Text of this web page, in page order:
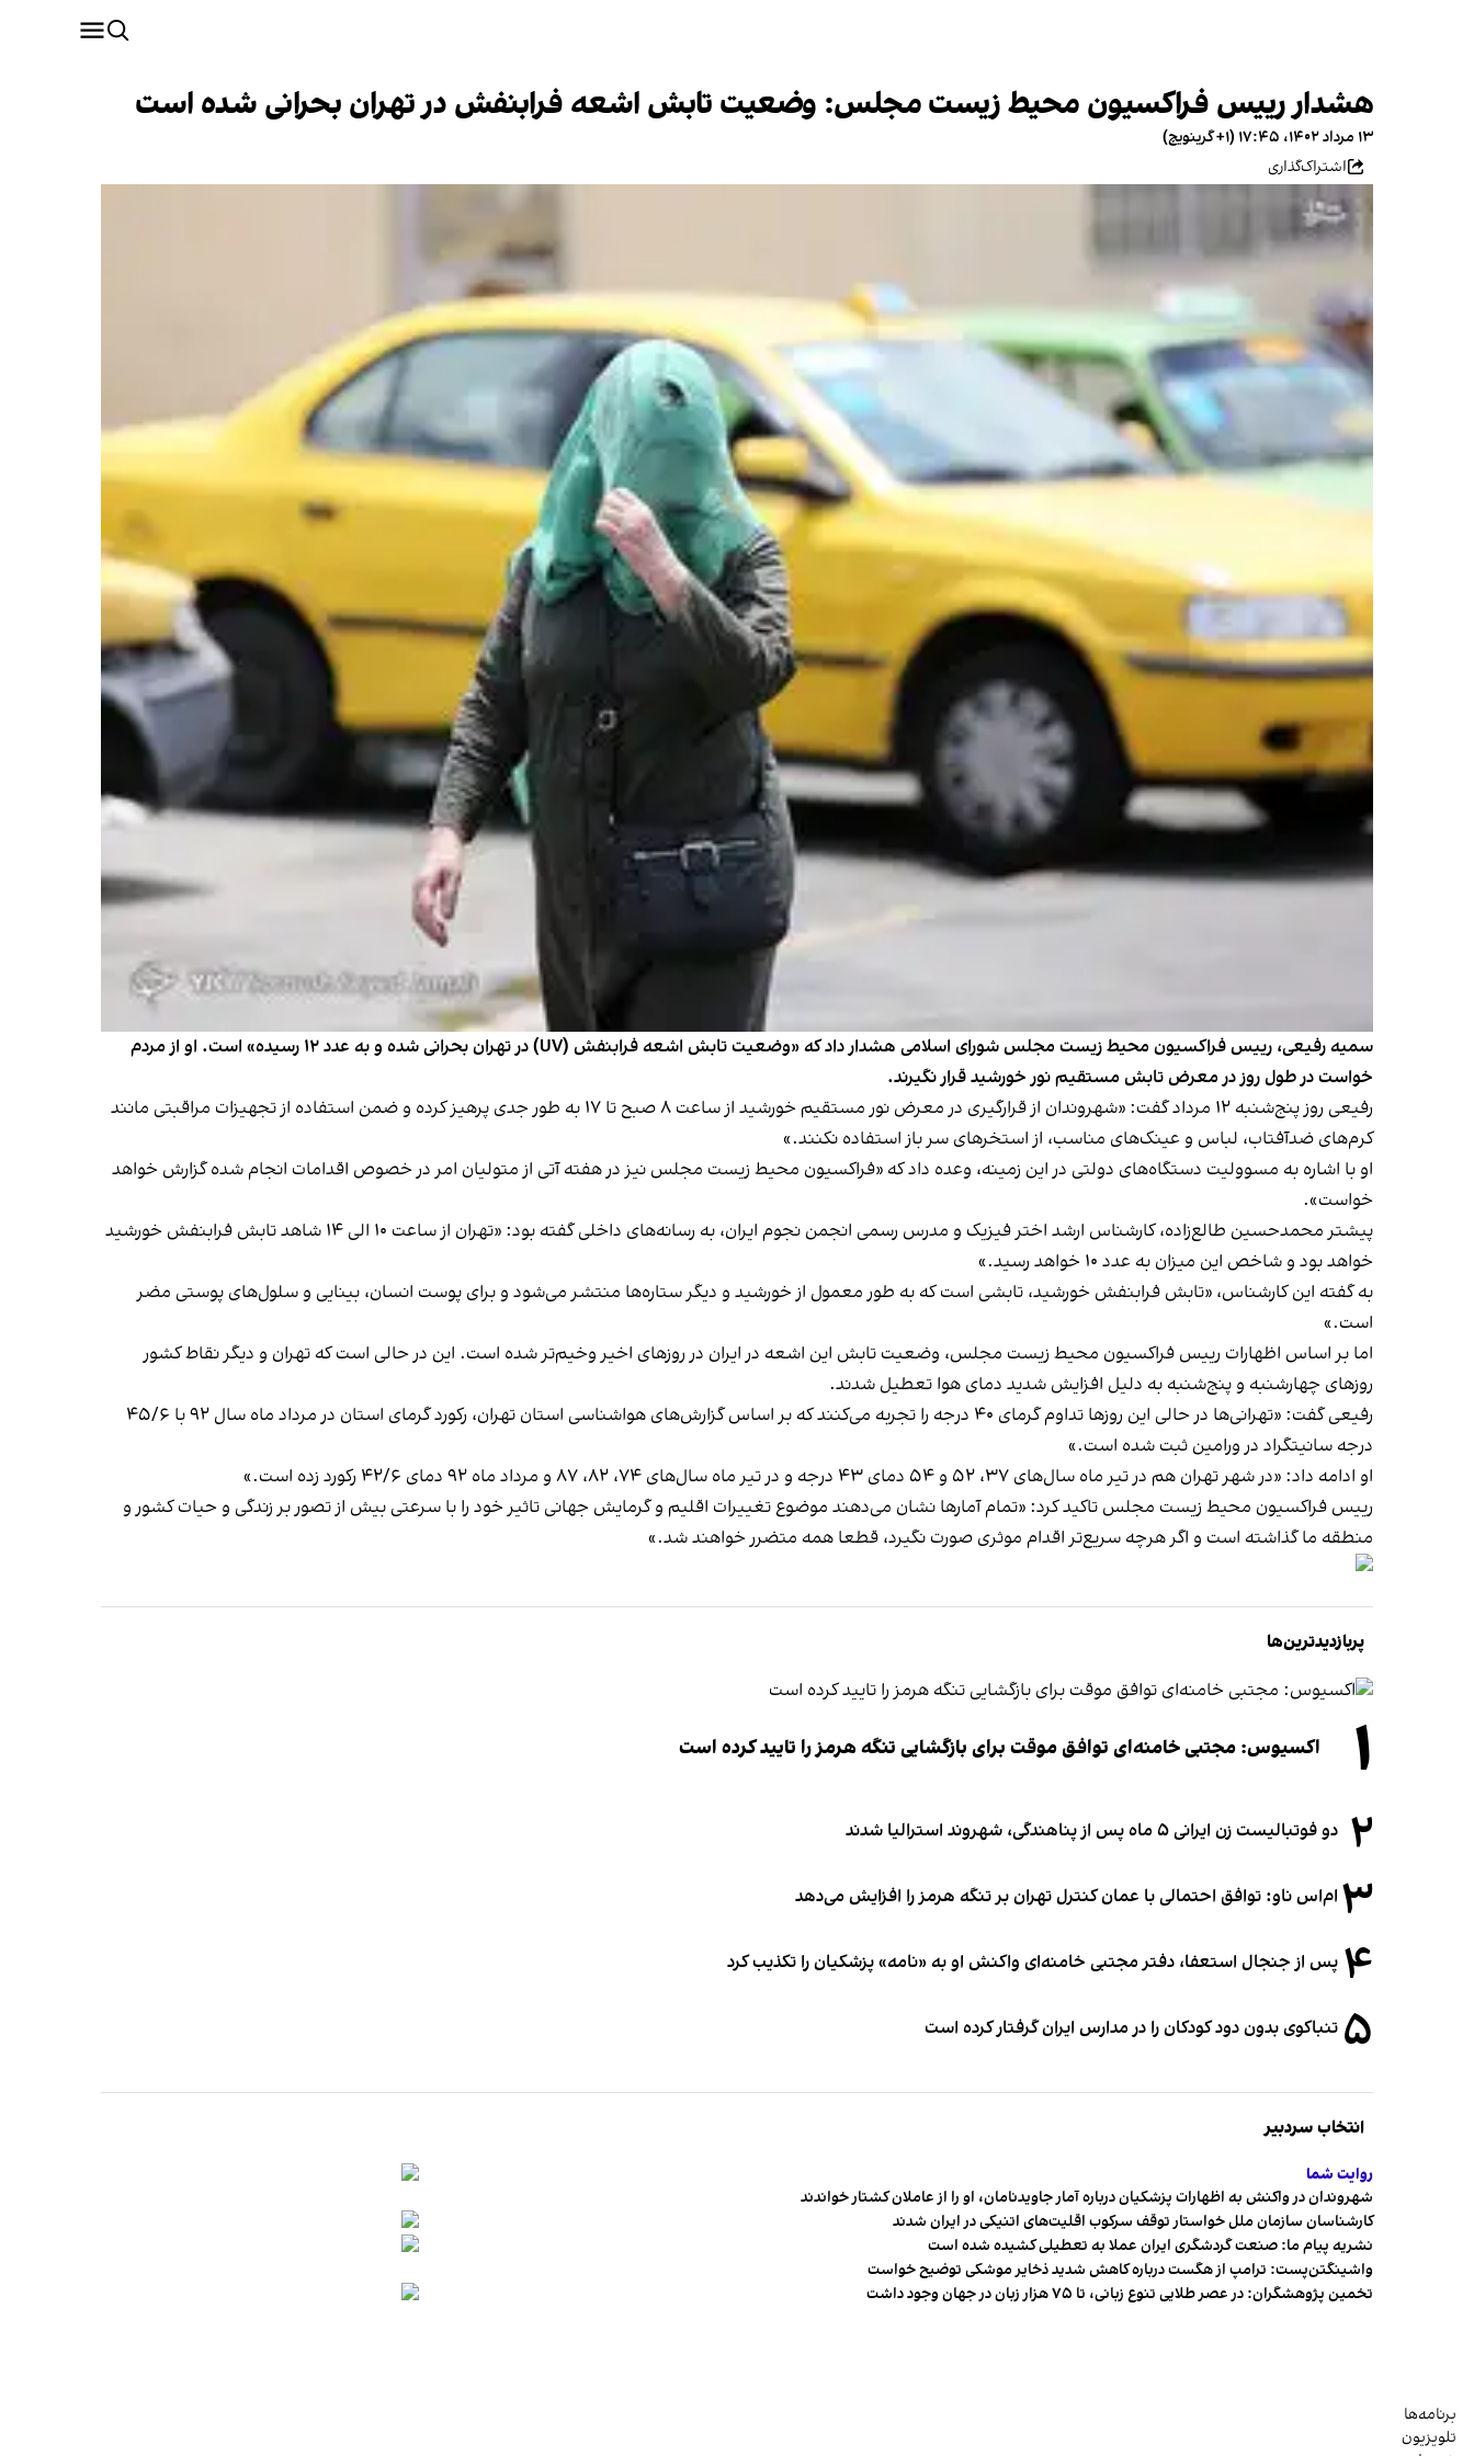
هشدار رییس فراکسیون محیط زیست مجلس: وضعیت تابش اشعه فرابنفش در تهران بحرانی شده است
۱۳ مرداد ۱۴۰۲، ۱۷:۴۵ (‎+۱ گرینویچ)
اشتراک‌گذاری
سمیه رفیعی، رییس فراکسیون محیط زیست مجلس شورای اسلامی هشدار داد که «وضعیت تابش اشعه فرابنفش (UV) در تهران بحرانی شده و به عدد ۱۲ رسیده» است. او از مردم
خواست در طول روز در معرض تابش مستقیم نور خورشید قرار نگیرند.
رفیعی روز پنج‌شنبه ۱۲ مرداد گفت: «شهروندان از قرارگیری در معرض نور مستقیم خورشید از ساعت ۸ صبح تا ۱۷ به طور جدی پرهیز کرده و ضمن استفاده از تجهیزات مراقبتی مانند
کرم‌های ضدآفتاب، لباس و عینک‌های مناسب، از استخرهای سر باز استفاده نکنند.»
او با اشاره به مسوولیت دستگاه‌های دولتی در این زمینه، وعده داد که «فراکسیون محیط زیست مجلس نیز در هفته آتی از متولیان امر در خصوص اقدامات انجام شده گزارش خواهد
خواست».
پیشتر محمدحسین طالع‌زاده، کارشناس ارشد اختر فیزیک و مدرس رسمی انجمن نجوم ایران، به رسانه‌های داخلی گفته بود: «تهران از ساعت ۱۰ الی ۱۴ شاهد تابش فرابنفش خورشید
خواهد بود و شاخص این میزان به عدد ۱۰ خواهد رسید.»
به گفته این کارشناس، «تابش فرابنفش خورشید، تابشی است که به طور معمول از خورشید و دیگر ستاره‌ها منتشر می‌شود و برای پوست انسان، بینایی و سلول‌های پوستی مضر
است.»
اما بر اساس اظهارات رییس فراکسیون محیط زیست مجلس، وضعیت تابش این اشعه در ایران در روزهای اخیر وخیم‌تر شده است. این در حالی است که تهران و دیگر نقاط کشور
روزهای چهارشنبه و پنج‌شنبه به دلیل افزایش شدید دمای هوا تعطیل شدند.
رفیعی گفت: «تهرانی‌ها در حالی این روزها تداوم گرمای ۴۰ درجه را تجربه می‌کنند که بر اساس گزارش‌های هواشناسی استان تهران، رکورد گرمای استان در مرداد ماه سال ۹۲ با ۴۵/۶
درجه سانیتگراد در ورامین ثبت شده است.»
او ادامه داد: «در شهر تهران هم در تیر ماه سال‌های ۳۷، ۵۲ و ۵۴ دمای ۴۳ درجه و در تیر ماه سال‌های ۷۴، ۸۲، ۸۷ و مرداد ماه ۹۲ دمای ۴۲/۶ رکورد زده است.»
رییس فراکسیون محیط زیست مجلس تاکید کرد: «تمام آمارها نشان می‌دهند موضوع تغییرات اقلیم و گرمایش جهانی تاثیر خود را با سرعتی بیش از تصور بر زندگی و حیات کشور و
منطقه ما گذاشته است و اگر هرچه سریع‌تر اقدام موثری صورت نگیرد، قطعا همه متضرر خواهند شد.»
پربازدیدترین‌ها
۱ اکسیوس: مجتبی خامنه‌ای توافق موقت برای بازگشایی تنگه هرمز را تایید کرده است
۲ دو فوتبالیست زن ایرانی ۵ ماه پس از پناهندگی، شهروند استرالیا شدند
۳ ام‌اس ناو: توافق احتمالی با عمان کنترل تهران بر تنگه هرمز را افزایش می‌دهد
۴ پس از جنجال استعفا، دفتر مجتبی خامنه‌ای واکنش او به «نامه» پزشکیان را تکذیب کرد
۵ تنباکوی بدون دود کودکان را در مدارس ایران گرفتار کرده است
انتخاب سردبیر
روایت شما
شهروندان در واکنش به اظهارات پزشکیان درباره آمار جاویدنامان، او را از عاملان کشتار خواندند
کارشناسان سازمان ملل خواستار توقف سرکوب اقلیت‌های اتنیکی در ایران شدند
نشریه پیام ما: صنعت گردشگری ایران عملا به تعطیلی کشیده شده است
واشینگتن‌پست: ترامپ از هگست درباره کاهش شدید ذخایر موشکی توضیح خواست
تخمین پژوهشگران: در عصر طلایی تنوع زبانی، تا ۷۵ هزار زبان در جهان وجود داشت
برنامه‌ها
تلویزیون